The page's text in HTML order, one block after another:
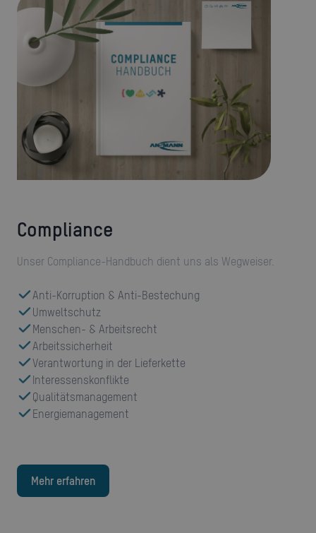
Compliance
Unser Compliance-Handbuch dient uns als Wegweiser.
Anti-Korruption & Anti-Bestechung
Umweltschutz
Menschen- & Arbeitsrecht
Arbeitssicherheit
Verantwortung in der Lieferkette
Interessenskonflikte
Qualitätsmanagement
Energiemanagement
Mehr erfahren